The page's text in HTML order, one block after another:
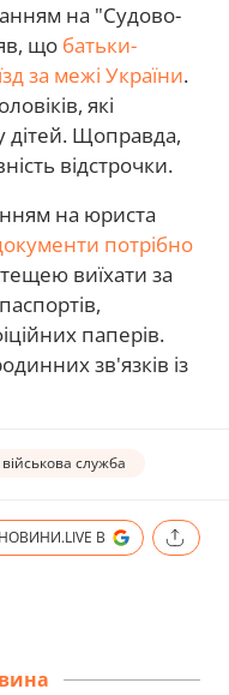
на "Судово-
що батьки-
за межі України.
які
дітей. Щоправда,
відстрочки.
на юриста
потрібно
виїхати за
паперів.
зв'язків із
військова служба
В